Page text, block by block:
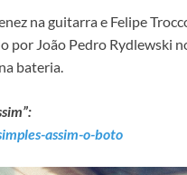
na guitarra e Felipe
por João Pedro Rydlewski
bateria.
assim-o-boto